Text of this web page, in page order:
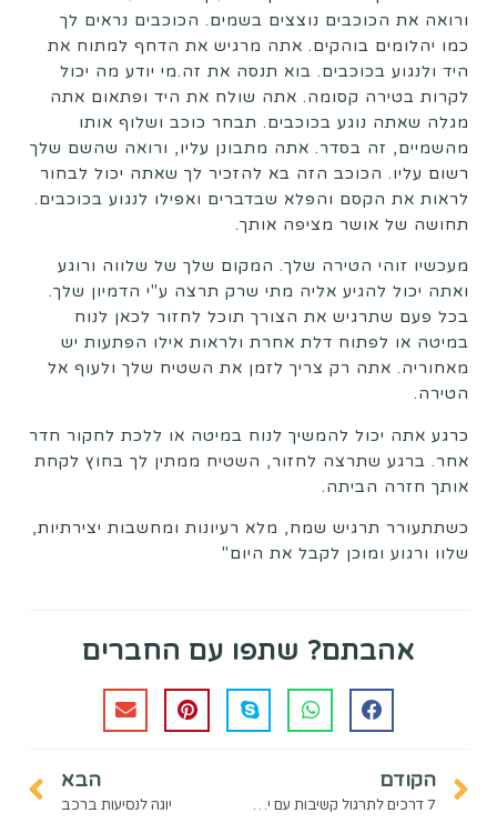
ורואה את הכוכבים נוצצים בשמים. הכוכבים נראים לך
כמו יהלומים בוהקים. אתה מרגיש את הדחף למתוח את
היד ולנגוע בכוכבים. בוא תנסה את זה.מי יודע מה יכול
לקרות בטירה קסומה. אתה שולח את היד ופתאום אתה
מגלה שאתה נוגע בכוכבים. תבחר כוכב ושלוף אותו
מהשמיים, זה בסדר. אתה מתבונן עליו, ורואה שהשם שלך
רשום עליו. הכוכב הזה בא להזכיר לך שאתה יכול לבחור
לראות את הקסם והפלא שבדברים ואפילו לנגוע בכוכבים.
תחושה של אושר מציפה אותך.
מעכשיו זוהי הטירה שלך. המקום שלך של שלווה ורוגע
ואתה יכול להגיע אליה מתי שרק תרצה ע"י הדמיון שלך.
בכל פעם שתרגיש את הצורך תוכל לחזור לכאן לנוח
במיטה או לפתוח דלת אחרת ולראות אילו הפתעות יש
מאחוריה. אתה רק צריך לזמן את השטיח שלך ולעוף אל
הטירה.
כרגע אתה יכול להמשיך לנוח במיטה או ללכת לחקור חדר
אחר. ברגע שתרצה לחזור, השטיח ממתין לך בחוץ לקחת
אותך חזרה הביתה.
כשתתעורר תרגיש שמח, מלא רעיונות ומחשבות יצירתיות,
שלוו ורגוע ומוכן לקבל את היום"
אהבתם? שתפו עם החברים
הקודם
7 דרכים לתרגול קשיבות עם ילדים
הבא
יוגה לנסיעות ברכב